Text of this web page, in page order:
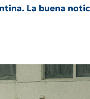
La buena